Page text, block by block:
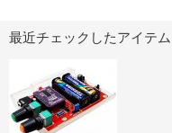
最近チェックしたアイテム